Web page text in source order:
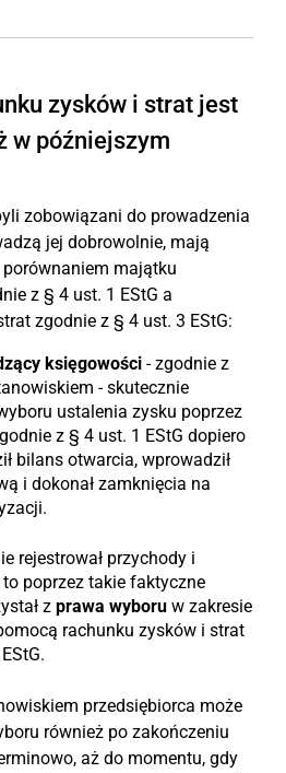
zysków i strat jest
w późniejszym
zobowiązani do prowadzenia
jej dobrowolnie, mają
majątku
z § 4 ust. 1 EStG a
zgodnie z § 4 ust. 3 EStG:
księgowości - zgodnie z
- skutecznie
ustalenia zysku poprzez
z § 4 ust. 1 EStG dopiero
bilans otwarcia, wprowadził
i dokonał zamknięcia na
rejestrował przychody i
poprzez takie faktyczne
z prawa wyboru w zakresie
rachunku zysków i strat
przedsiębiorca może
również po zakończeniu
aż do momentu, gdy